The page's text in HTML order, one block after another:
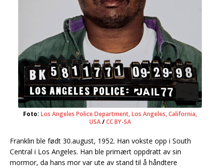
Foto: Los Angeles Police Department, Los Angeles, California,
USA/CC BY-SA
Franklin ble født 30.august, 1952. Han vokste opp i South
Central i Los Angeles. Han ble primært oppdratt av sin
mormor, da hans mor var ute av stand til å håndtere